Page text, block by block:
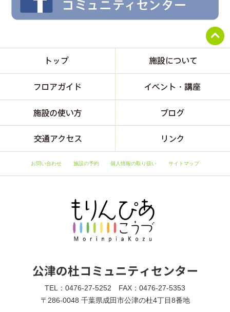
お問い合わせ 施設の予約 個人情報の取り扱い サイトマップ
TEL：0476-27-5252 FAX：0476-27-5353
〒286-0048 千葉県成田市公津の杜4丁目8番地